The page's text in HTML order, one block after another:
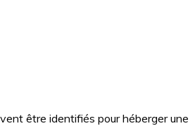
être identifiés pour héberger une